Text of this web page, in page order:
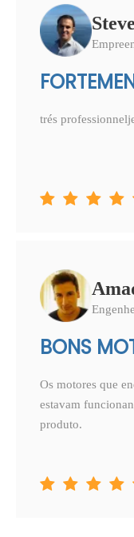
trés
   
BONS
Os motores que
estavam
produto.
   